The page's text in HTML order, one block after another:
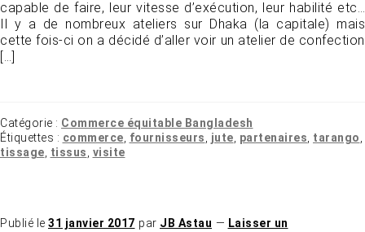
capable de faire, leur vitesse d’exécution, leur habilité etc…
Il y a de nombreux ateliers sur Dhaka (la capitale) mais
cette fois-ci on a décidé d’aller voir un atelier de confection
[…]
Catégorie : Commerce équitable Bangladesh
Étiquettes : commerce, fournisseurs, jute, partenaires, tarango,
tissage, tissus, visite
Publié le 31 janvier 2017 par JB Astau — Laisser un